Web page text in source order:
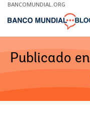
Skip
Main
BANCOMUNDIAL.ORG
Publicado en